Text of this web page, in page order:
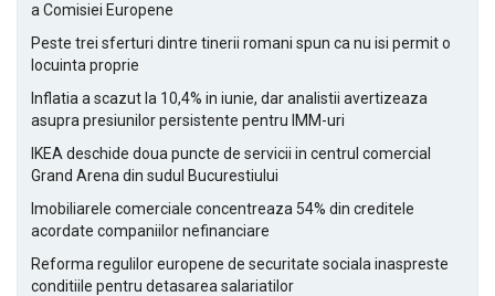
a Comisiei Europene
Peste trei sferturi dintre tinerii romani spun ca nu isi permit o
locuinta proprie
Inflatia a scazut la 10,4% in iunie, dar analistii avertizeaza
asupra presiunilor persistente pentru IMM-uri
IKEA deschide doua puncte de servicii in centrul comercial
Grand Arena din sudul Bucurestiului
Imobiliarele comerciale concentreaza 54% din creditele
acordate companiilor nefinanciare
Reforma regulilor europene de securitate sociala inaspreste
conditiile pentru detasarea salariatilor